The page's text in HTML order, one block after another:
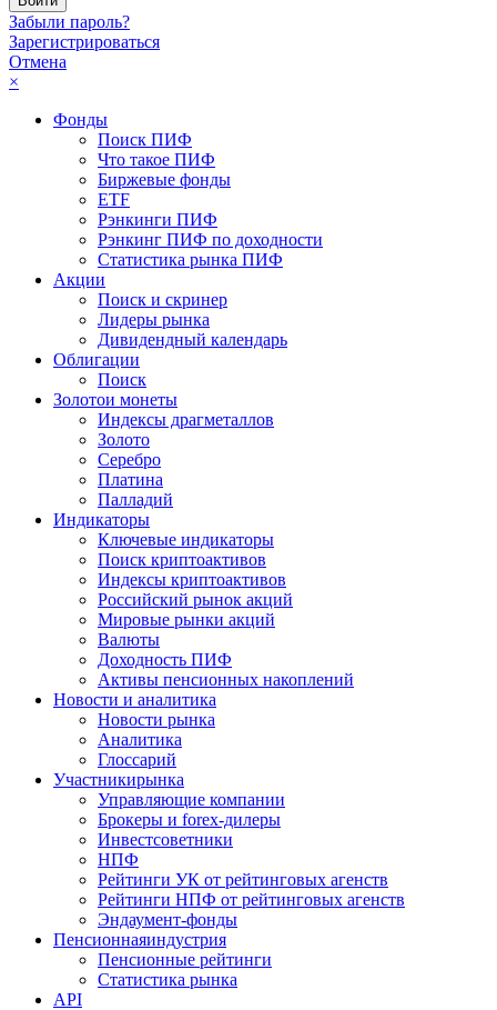
Забыли пароль?
Зарегистрироваться
Отмена
×
Фонды
Поиск ПИФ
Что такое ПИФ
Биржевые фонды
ETF
Рэнкинги ПИФ
Рэнкинг ПИФ по доходности
Статистика рынка ПИФ
Акции
Поиск и скринер
Лидеры рынка
Дивидендный календарь
Облигации
Поиск
Золотои монеты
Индексы драгметаллов
Золото
Серебро
Платина
Палладий
Индикаторы
Ключевые индикаторы
Поиск криптоактивов
Индексы криптоактивов
Российский рынок акций
Мировые рынки акций
Валюты
Доходность ПИФ
Активы пенсионных накоплений
Новости и аналитика
Новости рынка
Аналитика
Глоссарий
Участникирынка
Управляющие компании
Брокеры и forex-дилеры
Инвестсоветники
НПФ
Рейтинги УК от рейтинговых агенств
Рейтинги НПФ от рейтинговых агенств
Эндаумент-фонды
Пенсионнаяиндустрия
Пенсионные рейтинги
Статистика рынка
API